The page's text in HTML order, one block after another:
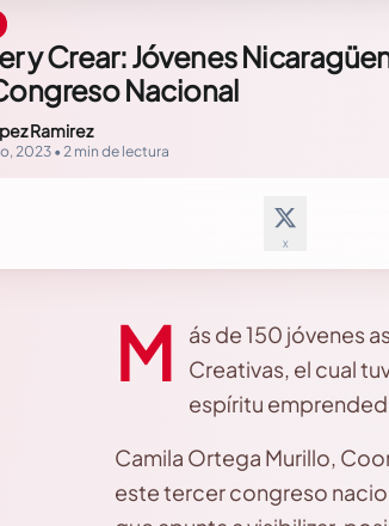
y Crear: Jóvenes
Nacional
Ramirez
2023 • 2 min de lectura
X
M ás de 150 jóvenes
Creativas, el cual
espíritu
Camila Ortega Murillo,
este tercer congreso